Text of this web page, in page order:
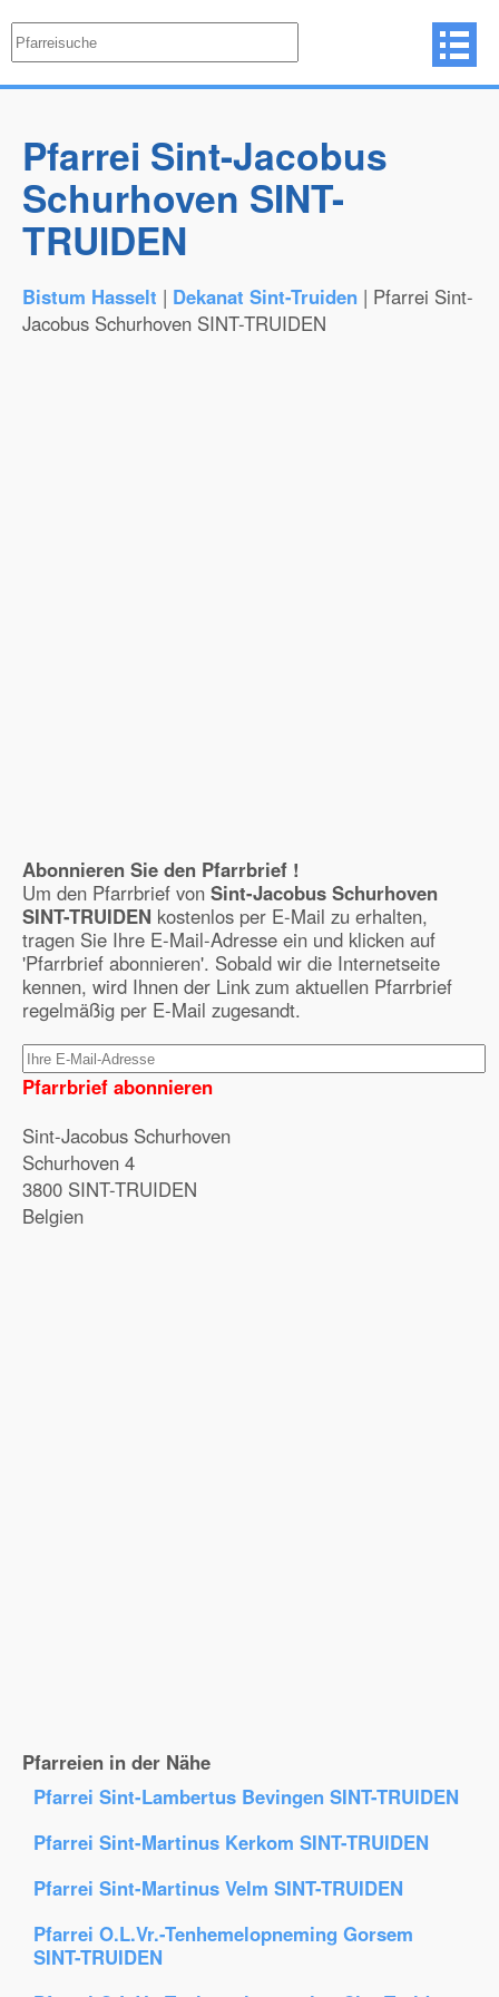
Pfarrei Sint-Jacobus
Schurhoven SINT-
TRUIDEN
Bistum Hasselt | Dekanat Sint-Truiden | Pfarrei Sint-
Jacobus Schurhoven SINT-TRUIDEN
Abonnieren Sie den Pfarrbrief !
Um den Pfarrbrief von Sint-Jacobus Schurhoven
SINT-TRUIDEN kostenlos per E-Mail zu erhalten,
tragen Sie Ihre E-Mail-Adresse ein und klicken auf
'Pfarrbrief abonnieren'. Sobald wir die Internetseite
kennen, wird Ihnen der Link zum aktuellen Pfarrbrief
regelmäßig per E-Mail zugesandt.
Pfarrbrief abonnieren
Sint-Jacobus Schurhoven
Schurhoven 4
3800 SINT-TRUIDEN
Belgien
Pfarreien in der Nähe
Pfarrei Sint-Lambertus Bevingen SINT-TRUIDEN
Pfarrei Sint-Martinus Kerkom SINT-TRUIDEN
Pfarrei Sint-Martinus Velm SINT-TRUIDEN
Pfarrei O.L.Vr.-Tenhemelopneming Gorsem
SINT-TRUIDEN